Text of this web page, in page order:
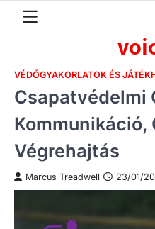
VÉDŐGYAKORLATOK ÉS
Csapatvédelmi
Kommunikáció,
Végrehajtás
Marcus Treadwell 23/01/